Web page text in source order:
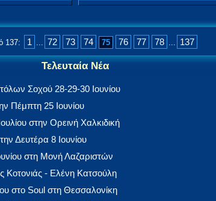
137: 1 ... 72 73 74 75 76 77 78 ... 137
Τελευταία Νέα
Σοχού 28-29-30 Ιουνίου
Πέμπτη 25 Ιουνίου
στην Ορεινή Χαλκιδική
Δευτέρα 8 Ιουνίου
στη Μονή Λαζαριστών
- Ελένη Κατσούλη
στο Soul στη Θεσσαλονίκη